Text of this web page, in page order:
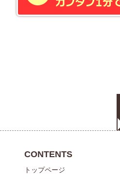
CONTENTS
トップページ